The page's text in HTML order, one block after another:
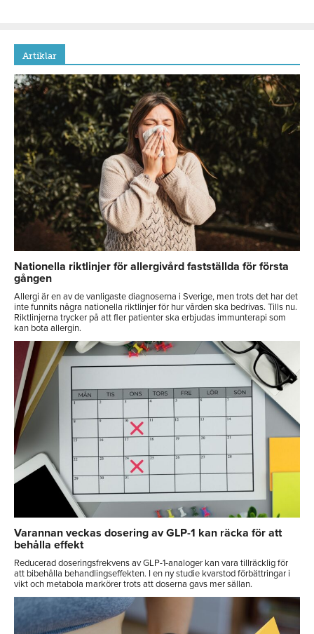
Artiklar
Nationella riktlinjer för allergivård fastställda för första
gången
Allergi är en av de vanligaste diagnoserna i Sverige, men trots det har det
inte funnits några nationella riktlinjer för hur vården ska bedrivas. Tills nu.
Riktlinjerna trycker på att fler patienter ska erbjudas immunterapi som
kan bota allergin.
Varannan veckas dosering av GLP-1 kan räcka för att
behålla effekt
Reducerad doseringsfrekvens av GLP-1-analoger kan vara tillräcklig för
att bibehålla behandlingseffekten. I en ny studie kvarstod förbättringar i
vikt och metabola markörer trots att doserna gavs mer sällan.